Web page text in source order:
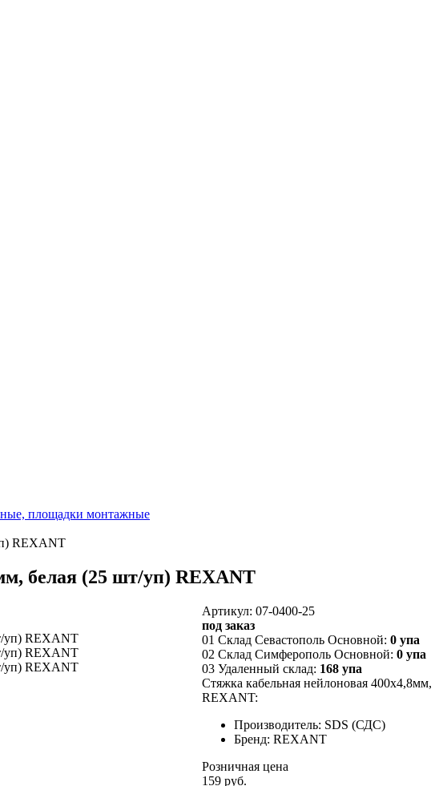
площадки монтажные
REXANT
белая (25 шт/уп) REXANT
Артикул: 07-0400-25
под заказ
01 Склад Севастополь Основной: 0 упа
02 Склад Симферополь Основной: 0 упа
03 Удаленный склад: 168 упа
Стяжка кабельная нейлоновая
REXANT:
Производитель: SDS (СДС)
Бренд: REXANT
Розничная цена
159 руб.